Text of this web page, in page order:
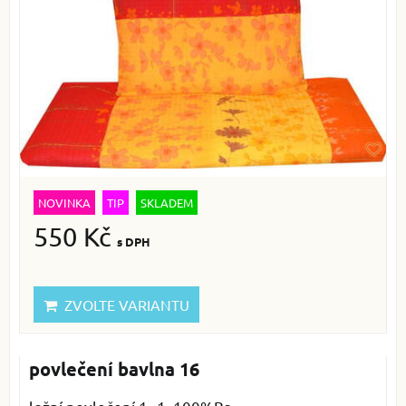
NOVINKA TIP SKLADEM
550 Kč s DPH
ZVOLTE VARIANTU
povlečení bavlna 16